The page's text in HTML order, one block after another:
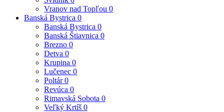
Vranov nad Topľou 0
Banská Bystrica 0
Banská Bystrica 0
Banská Štiavnica 0
Brezno 0
Detva 0
Krupina 0
Lučenec 0
Poltár0
Revúca 0
Rimavská Sobota 0
Veľký Krtíš 0